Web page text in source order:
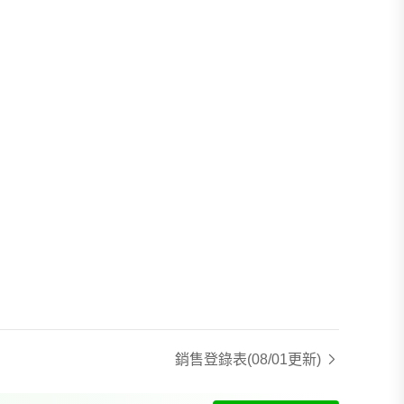
銷售登錄表(08/01更新)